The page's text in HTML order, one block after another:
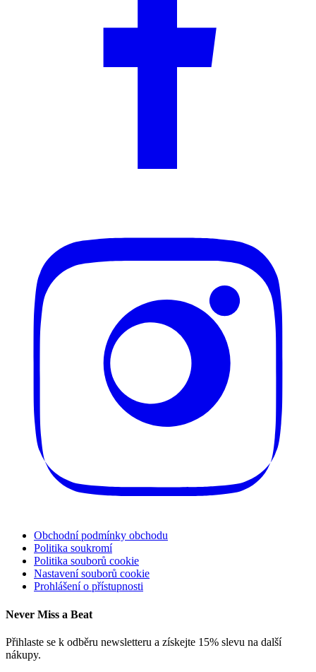
Obchodní podmínky obchodu
Politika soukromí
Politika souborů cookie
Nastavení souborů cookie
Prohlášení o přístupnosti
Never Miss a Beat
Přihlaste se k odběru newsletteru a získejte 15% slevu na další
nákupy.